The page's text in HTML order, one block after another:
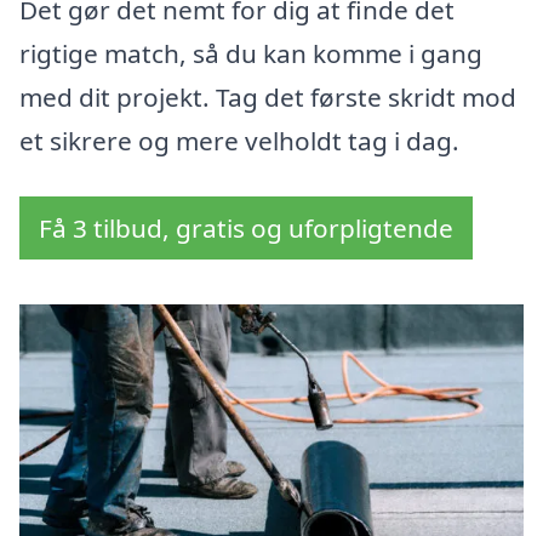
Det gør det nemt for dig at finde det
rigtige match, så du kan komme i gang
med dit projekt. Tag det første skridt mod
et sikrere og mere velholdt tag i dag.
Få 3 tilbud, gratis og uforpligtende